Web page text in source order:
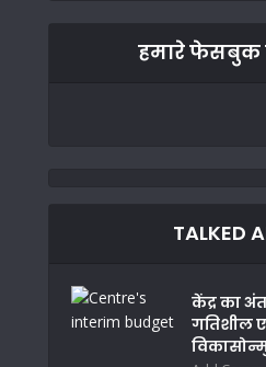
हमारे
TALKED
केंद्र का
गतिशील